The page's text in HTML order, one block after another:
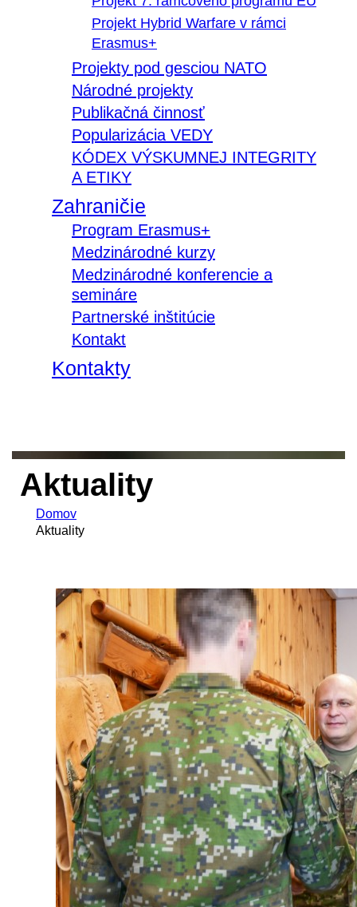
Projekt Hybrid Warfare v rámci
Erasmus+
Projekty pod gesciou NATO
Národné projekty
Publikačná činnosť
Popularizácia VEDY
KÓDEX VÝSKUMNEJ INTEGRITY
A ETIKY
Zahraničie
Program Erasmus+
Medzinárodné kurzy
Medzinárodné konferencie a
semináre
Partnerské inštitúcie
Kontakt
Kontakty
Aktuality
Domov
Aktuality